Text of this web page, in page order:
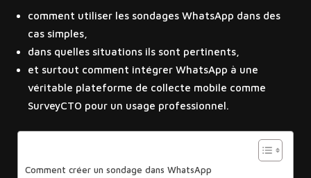
comment utiliser les sondages WhatsApp dans des
cas simples,
dans quelles situations ils sont pertinents,
et surtout comment intégrer WhatsApp à une
véritable plateforme de collecte mobile comme
SurveyCTO pour un usage professionnel.
Comment créer un sondage dans WhatsApp